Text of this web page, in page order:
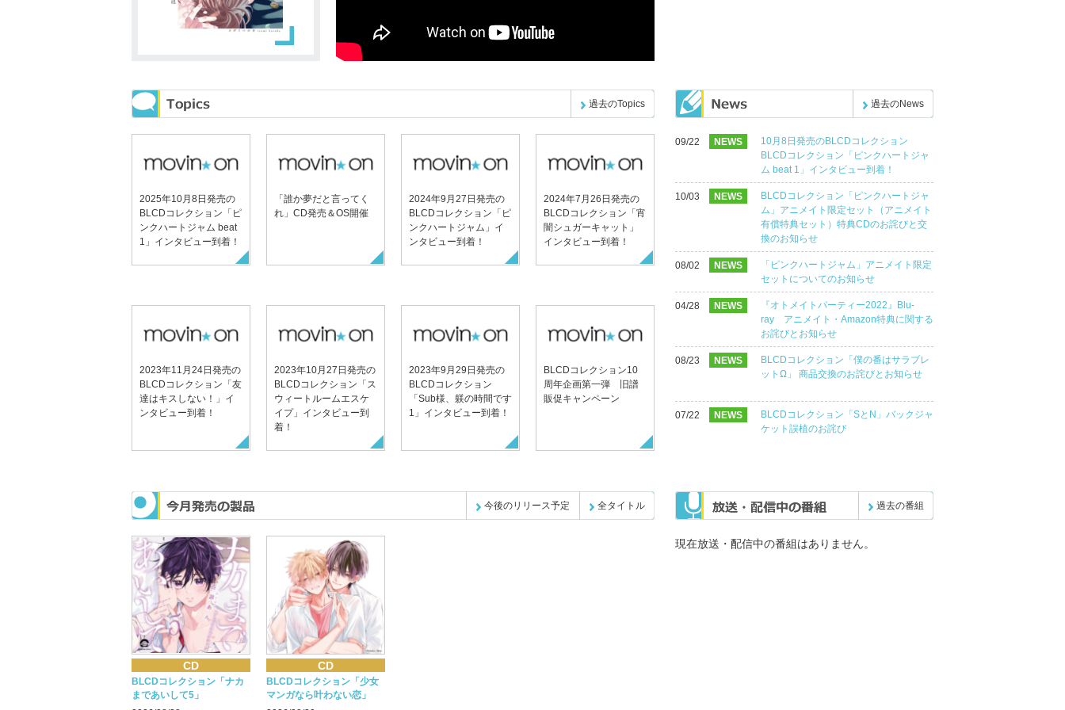
過去のTopics
2025年10月8日発売の
BLCDコレクション「ピ
ンクハートジャム beat
1」インタビュー到着！
「誰か夢だと言ってく
れ」CD発売＆OS開催
2024年9月27日発売の
BLCDコレクション「ピ
ンクハートジャム」イ
ンタビュー到着！
2024年7月26日発売の
BLCDコレクション「宵
闇シュガーキャット」
インタビュー到着！
2023年11月24日発売の
BLCDコレクション「友
達はキスしない！」イ
ンタビュー到着！
2023年10月27日発売の
BLCDコレクション「ス
ウィートルームエスケ
イプ」インタビュー到
着！
2023年9月29日発売の
BLCDコレクション
「Sub様、躾の時間です
1」インタビュー到着！
BLCDコレクション10
周年企画第一弾 旧譜
販促キャンペーン
全タイトル
今後のリリース予定
CD
BLCDコレクション「ナカ
まであいして5」
CD
BLCDコレクション「少女
マンガなら叶わない恋」
過去のNews
09/22 NEWS
10月8日発売のBLCDコレクション
BLCDコレクション「ピンクハートジャ
ム beat 1」インタビュー到着！
10/03 NEWS
BLCDコレクション「ピンクハートジャ
ム」アニメイト限定セット（アニメイト
有償特典セット）特典CDのお詫びと交
換のお知らせ
08/02 NEWS
「ピンクハートジャム」アニメイト限定
セットについてのお知らせ
04/28 NEWS
『オトメイトパーティー2022』Blu-
ray アニメイト・Amazon特典に関する
お詫びとお知らせ
08/23 NEWS
BLCDコレクション「僕の番はサラブレ
ットΩ」 商品交換のお詫びとお知らせ
07/22 NEWS
BLCDコレクション「SとN」バックジャ
ケット誤植のお詫び
過去の番組
現在放送・配信中の番組はありません。